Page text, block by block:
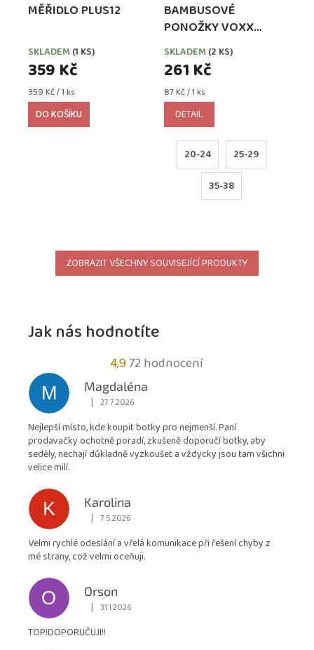
MĚŘIDLO PLUS12
SKLADEM (1 KS)
359 Kč
Měrná
cena:
359 Kč / 1 ks
DO KOŠÍKU
BAMBUSOVÉ
PONOŽKY VOXX
BELKINIK MIX KLUK
SKLADEM (2 KS)
261 Kč
Měrná
cena:
87 Kč / 1 ks
DETAIL
20-24 25-29
35-38
ZOBRAZIT VŠECHNY SOUVISEJÍCÍ PRODUKTY
Jak nás hodnotíte
4,9Průměrné
hodnocení
obchodu
4,9
z
72 hodnocení
M
Magdaléna
Hodnocení obchodu je 5 z 5 hvězdiček.
| 27.7.2026
Nejlepší místo, kde koupit botky pro nejmenší. Paní
prodavačky ochotně poradí, zkušeně doporučí botky, aby
seděly, nechají důkladně vyzkoušet a vždycky jsou tam všichni
velice milí.
K
Karolina
Hodnocení obchodu je 5 z 5 hvězdiček.
| 7.5.2026
Velmi rychlé odeslání a vřelá komunikace při řešení chyby z
mé strany, což velmi oceňuji.
O
Orson
Hodnocení obchodu je 5 z 5 hvězdiček.
| 31.1.2026
TOP!DOPORUČUJI!!